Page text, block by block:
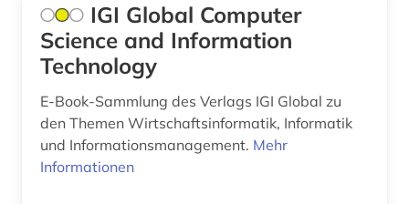
archivalien (2)
archivbestand (1)
archive (1)
Osteuropa (12)
Palaestina (4)
Polen (27)
Portugal (2)
IGI Global Computer
Science and Information
Technology
E-Book-Sammlung des Verlags IGI Global zu
den Themen Wirtschaftsinformatik, Informatik
und Informationsmanagement. Mehr
Informationen